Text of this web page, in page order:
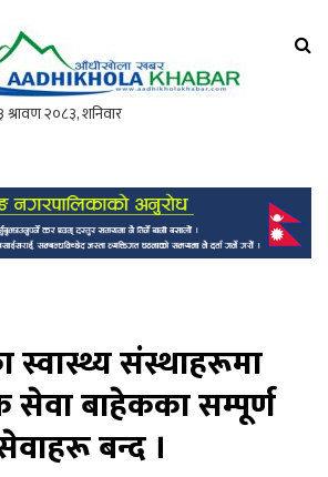
पत्रिका
संस्थाहरूमा
बाहेकका सम्पूर्ण
बन्द ।